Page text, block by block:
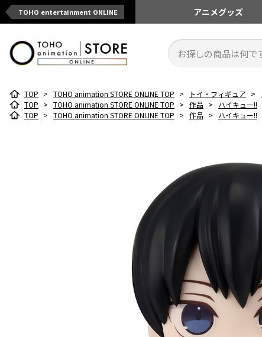
TOHO entertainment ONLINE アニメグッズ
TOP > TOHO animation STORE ONLINE TOP > トイ・フィギュア >
TOP > TOHO animation STORE ONLINE TOP > 作品 > ハイキュー!!
TOP > TOHO animation STORE ONLINE TOP > 作品 > ハイキュー!!